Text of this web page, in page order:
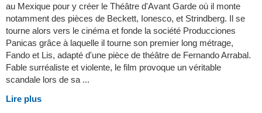
au Mexique pour y créer le Théâtre d'Avant Garde où il monte
notamment des pièces de Beckett, Ionesco, et Strindberg. Il se
tourne alors vers le cinéma et fonde la société Producciones
Panicas grâce à laquelle il tourne son premier long métrage,
Fando et Lis, adapté d'une pièce de théâtre de Fernando Arrabal.
Fable surréaliste et violente, le film provoque un véritable
scandale lors de sa ...
Lire plus